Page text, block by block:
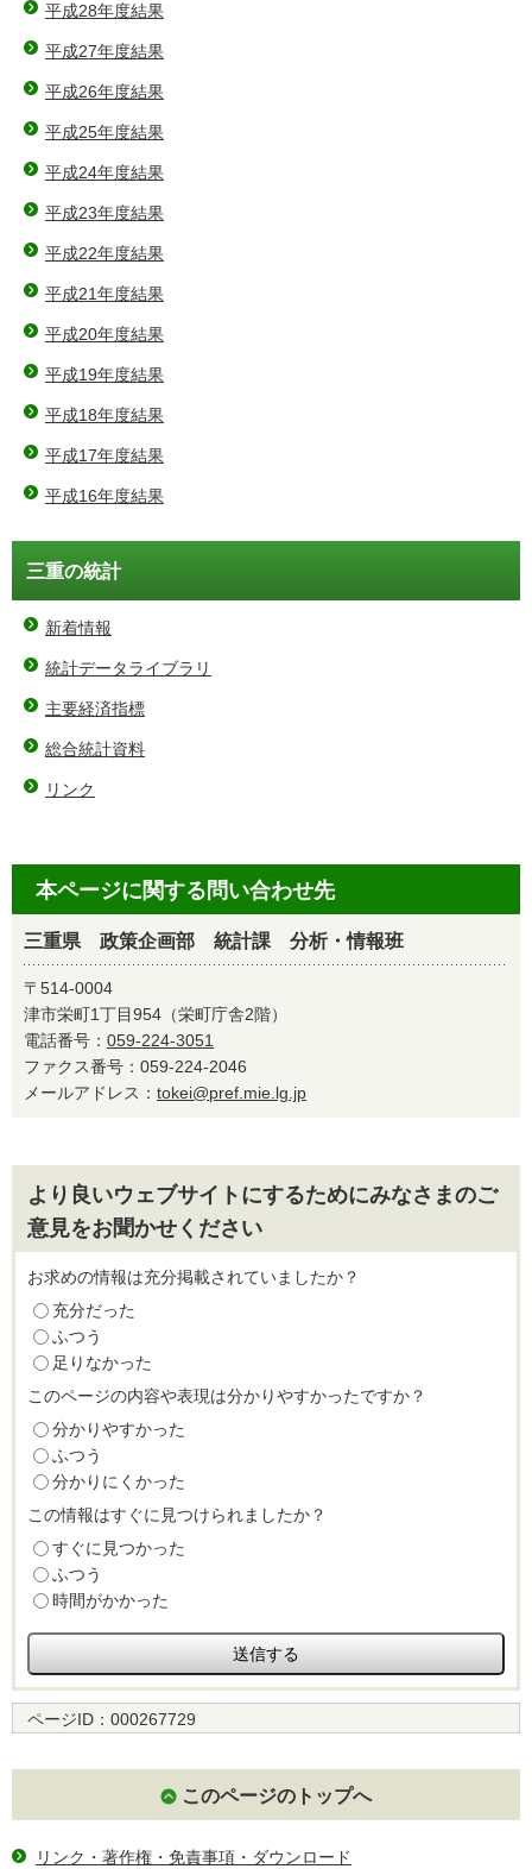
平成28年度結果
平成27年度結果
平成26年度結果
平成25年度結果
平成24年度結果
平成23年度結果
平成22年度結果
平成21年度結果
平成20年度結果
平成19年度結果
平成18年度結果
平成17年度結果
平成16年度結果
三重の統計
新着情報
統計データライブラリ
主要経済指標
総合統計資料
リンク
本ページに関する問い合わせ先
三重県 政策企画部 統計課 分析・情報班
〒514-0004
津市栄町1丁目954（栄町庁舎2階）
電話番号： 059-224-3051
ファクス番号：059-224-2046
メールアドレス： tokei@pref.mie.lg.jp
より良いウェブサイトにするためにみなさまのご
意見をお聞かせください
お求めの情報は充分掲載されていましたか？
充分だった
ふつう
足りなかった
このページの内容や表現は分かりやすかったですか？
分かりやすかった
ふつう
分かりにくかった
この情報はすぐに見つけられましたか？
すぐに見つかった
ふつう
時間がかかった
ページID： 000267729
このページのトップへ
リンク・著作権・免責事項・ダウンロード